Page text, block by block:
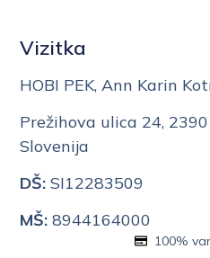
Vizitka
HOBI PEK, Ann Karin
Prežihova ulica 24,
Slovenija
DŠ: SI12283509
MŠ: 8944164000
100%